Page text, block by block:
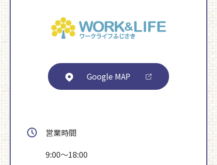
Google MAP
営業時間
9:00～18:00